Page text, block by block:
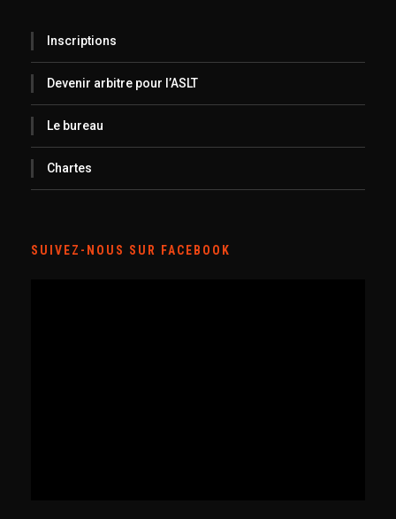
Inscriptions
Devenir arbitre pour l’ASLT
Le bureau
Chartes
SUIVEZ-NOUS SUR FACEBOOK